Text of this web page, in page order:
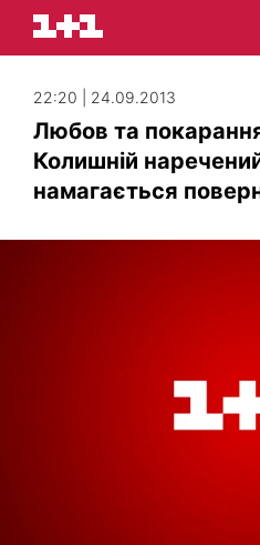
22:20 | 24.09.2013
Любов та
Колишній
намагається